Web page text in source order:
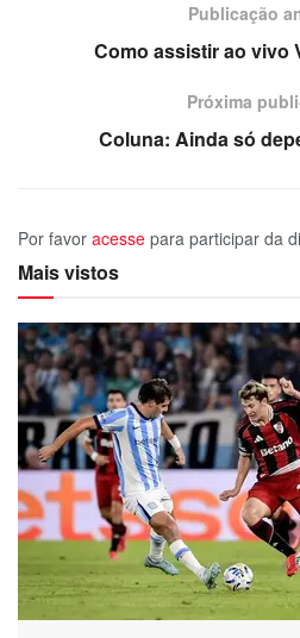
Publicação
Como assistir ao vivo
Próxima
Coluna: Ainda só
Por favor acesse para participar da
Mais vistos